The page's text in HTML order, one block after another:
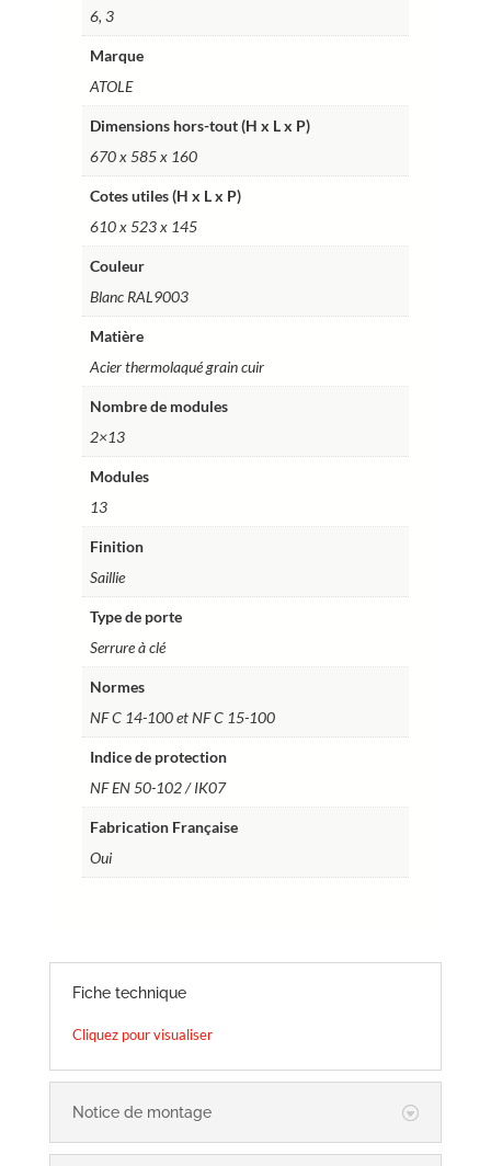
modules
RCH2T216GSS
6, 3
Marque
ATOLE
Dimensions hors-tout (H x L x P)
670 x 585 x 160
Cotes utiles (H x L x P)
610 x 523 x 145
Couleur
Blanc RAL9003
Matière
Acier thermolaqué grain cuir
Nombre de modules
2×13
Modules
13
Finition
Saillie
Type de porte
Serrure à clé
Normes
NF C 14-100 et NF C 15-100
Indice de protection
NF EN 50-102 / IK07
Fabrication Française
Oui
Fiche technique
Cliquez pour visualiser
Notice de montage